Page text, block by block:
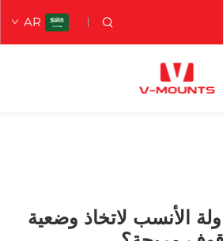
AR
الأنسب لاتخاذ وضعية